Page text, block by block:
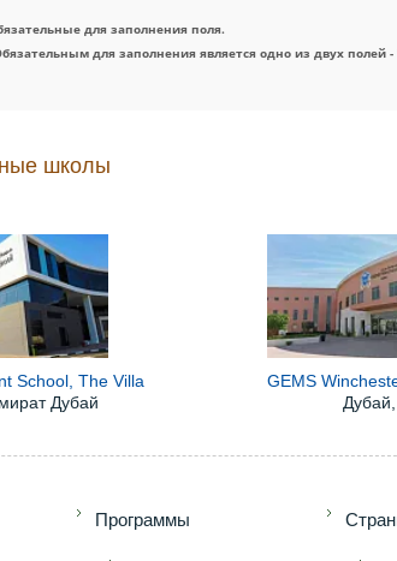
для заполнения поля.
для заполнения является одно из двух полей
школы
School, The Villa
Дубай
GEMS
Программы